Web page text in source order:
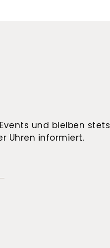
und bleiben stets
Uhren informiert.